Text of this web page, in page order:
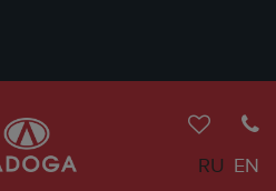
RU EN